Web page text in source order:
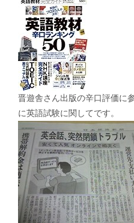
晋遊舎さん出版の辛口評価に
に英語試験に関してです。